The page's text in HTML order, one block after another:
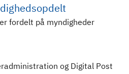
fordelt på myndigheder
og Digital Post